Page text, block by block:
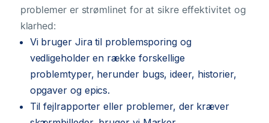
problemer er strømlinet for at sikre effektivitet og
klarhed:
Vi bruger Jira til problemsporing og
vedligeholder en række forskellige
problemtyper, herunder bugs, ideer, historier,
opgaver og epics.
Til fejlrapporter eller problemer, der kræver